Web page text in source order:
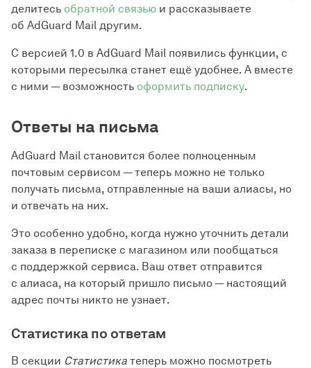
делитесь обратной связью и рассказываете
об AdGuard Mail другим.
С версией 1.0 в AdGuard Mail появились функции, с
которыми пересылка станет ещё удобнее. А вместе
с ними — возможность оформить подписку.
Ответы на письма
AdGuard Mail становится более полноценным
почтовым сервисом — теперь можно не только
получать письма, отправленные на ваши алиасы, но
и отвечать на них.
Это особенно удобно, когда нужно уточнить детали
заказа в переписке с магазином или пообщаться
с поддержкой сервиса. Ваш ответ отправится
с алиаса, на который пришло письмо — настоящий
адрес почты никто не узнает.
Статистика по ответам
В секции Статистика теперь можно посмотреть